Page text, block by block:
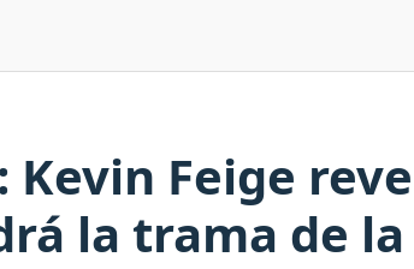
Kevin Feige
la trama de